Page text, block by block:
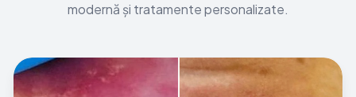
modernă și tratamente personalizate.